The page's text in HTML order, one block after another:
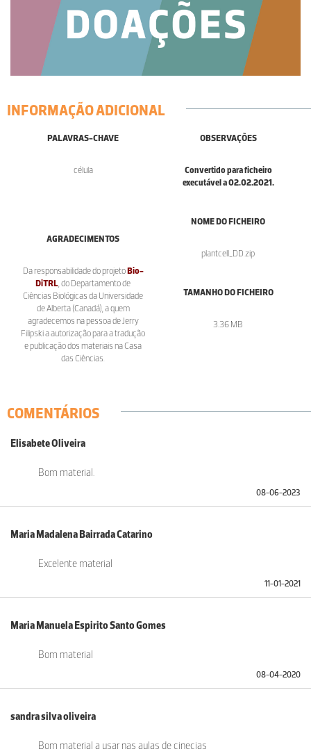
INFORMAÇÃO ADICIONAL
PALAVRAS-CHAVE
célula
OBSERVAÇÕES
Convertido para ficheiro
executável a 02.02.2021.
AGRADECIMENTOS
Da responsabilidade do projetoBio-
DiTRL, do Departamento de
Ciências Biológicas da Universidade
de Alberta (Canadá), a quem
agradecemos na pessoa de Jerry
Filipski a autorização para a tradução
e publicação dos materiais na Casa
das Ciências.
NOME DO FICHEIRO
plantcell_DD.zip
TAMANHO DO FICHEIRO
3.36 MB
COMENTÁRIOS
Elisabete Oliveira
Bom material.
08-06-2023
Maria Madalena Bairrada Catarino
Excelente material
11-01-2021
Maria Manuela Espirito Santo Gomes
Bom material
08-04-2020
sandra silva oliveira
Bom material a usar nas aulas de cinecias